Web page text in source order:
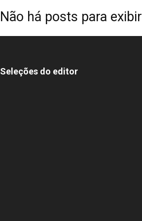
Não há posts para exibir
Seleções do editor